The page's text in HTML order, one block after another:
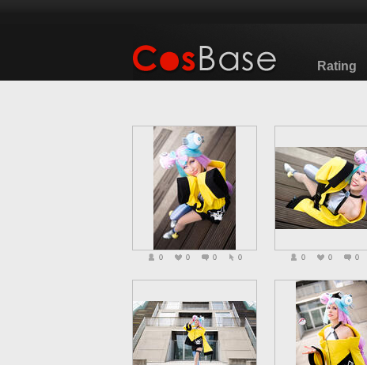
Rating
0 0 0 0 0 0 0